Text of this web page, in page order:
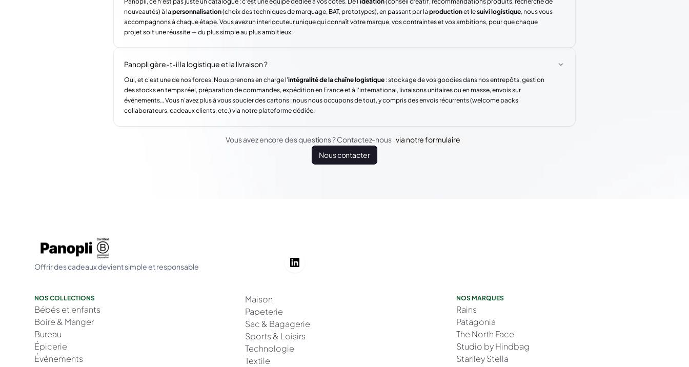
nouveautés) à la personnalisation(choix des techniques de marquage, BAT, prototypes), en passant par la productionet lesuivi logistique, nous vous
accompagnons à chaque étape. Vous avez un interlocuteur unique qui connaît votre marque, vos contraintes et vos ambitions, pour que chaque
projet soit une réussite — du plus simple au plus ambitieux.
Panopli gère-t-il la logistique et la livraison ?
Oui, et c'est une de nos forces. Nous prenons en charge l'intégralité de la chaîne logistique : stockage de vos goodies dans nos entrepôts, gestion
des stocks en temps réel, préparation de commandes, expédition en France et à l'international, livraisons unitaires ou en masse, envois sur
événements… Vous n'avez plus à vous soucier des cartons : nous nous occupons de tout, y compris des envois récurrents (welcome packs
collaborateurs, cadeaux clients, etc.) via notre plateforme dédiée.
Vous avez encore des questions ? Contactez-nous via notre formulaire
Nous contacter
Offrir des cadeaux devient simple et responsable
NOS COLLECTIONS
Bébés et enfants
Boire & Manger
Bureau
Épicerie
Événements
Maison
Papeterie
Sac & Bagagerie
Sports & Loisirs
Technologie
Textile
NOS MARQUES
Rains
Patagonia
The North Face
Studio by Hindbag
Stanley Stella